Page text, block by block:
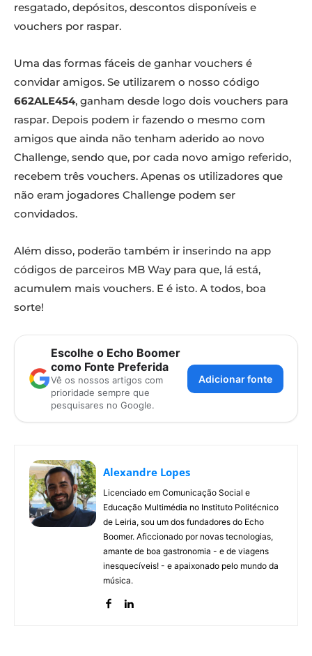
resgatado, depósitos, descontos disponíveis e
vouchers por raspar.
Uma das formas fáceis de ganhar vouchers é
convidar amigos. Se utilizarem o nosso código
662ALE454, ganham desde logo dois vouchers para
raspar. Depois podem ir fazendo o mesmo com
amigos que ainda não tenham aderido ao novo
Challenge, sendo que, por cada novo amigo referido,
recebem três vouchers. Apenas os utilizadores que
não eram jogadores Challenge podem ser
convidados.
Além disso, poderão também ir inserindo na app
códigos de parceiros MB Way para que, lá está,
acumulem mais vouchers. E é isto. A todos, boa
sorte!
Escolhe o Echo Boomer
como Fonte Preferida
Vê os nossos artigos com
prioridade sempre que
pesquisares no Google.
Adicionar fonte
Alexandre Lopes
Licenciado em Comunicação Social e
Educação Multimédia no Instituto Politécnico
de Leiria, sou um dos fundadores do Echo
Boomer. Aficcionado por novas tecnologias,
amante de boa gastronomia - e de viagens
inesquecíveis! - e apaixonado pelo mundo da
música.